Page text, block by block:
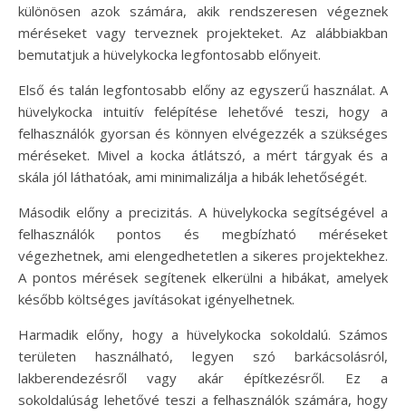
különösen azok számára, akik rendszeresen végeznek
méréseket vagy terveznek projekteket. Az alábbiakban
bemutatjuk a hüvelykocka legfontosabb előnyeit.
Első és talán legfontosabb előny az egyszerű használat. A
hüvelykocka intuitív felépítése lehetővé teszi, hogy a
felhasználók gyorsan és könnyen elvégezzék a szükséges
méréseket. Mivel a kocka átlátszó, a mért tárgyak és a
skála jól láthatóak, ami minimalizálja a hibák lehetőségét.
Második előny a precizitás. A hüvelykocka segítségével a
felhasználók pontos és megbízható méréseket
végezhetnek, ami elengedhetetlen a sikeres projektekhez.
A pontos mérések segítenek elkerülni a hibákat, amelyek
később költséges javításokat igényelhetnek.
Harmadik előny, hogy a hüvelykocka sokoldalú. Számos
területen használható, legyen szó barkácsolásról,
lakberendezésről vagy akár építkezésről. Ez a
sokoldalúság lehetővé teszi a felhasználók számára, hogy